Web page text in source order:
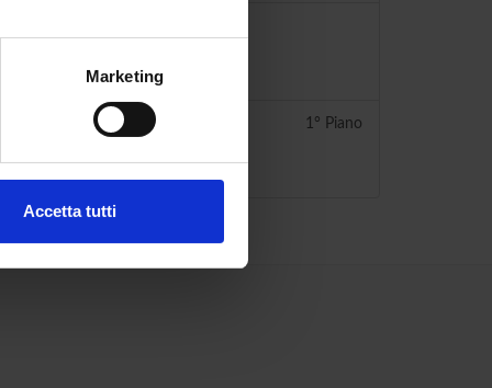
metro,Marketing
Accetta tutti
Cellulare 1° Piano